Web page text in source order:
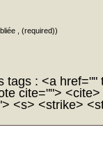
, (required))
tags : <a
cite="">
<s> <strike>